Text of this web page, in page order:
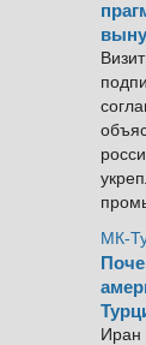
МК-
Иран